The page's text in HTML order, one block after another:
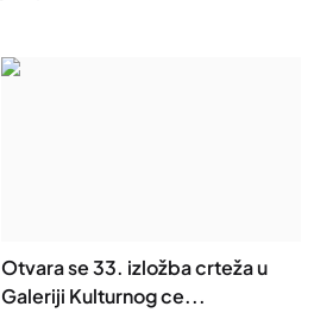
Otvara se 33. izložba crteža u
Galeriji Kulturnog ce...